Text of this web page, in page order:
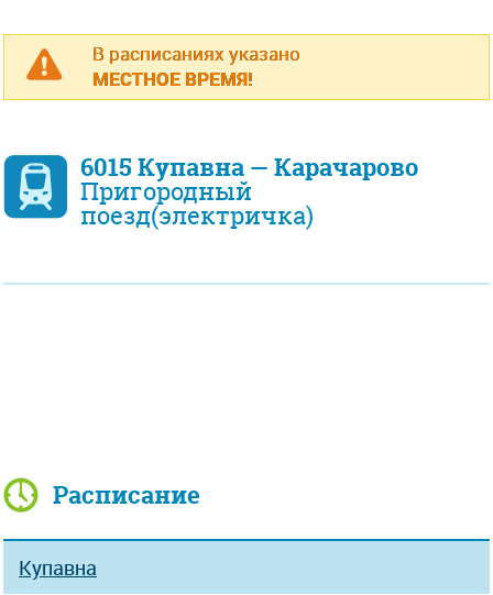
В расписаниях указано
МЕСТНОЕ ВРЕМЯ!
6015 Купавна — Карачарово
Пригородный
поезд(электричка)
Расписание
Купавна